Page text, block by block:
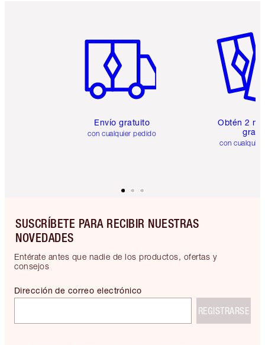
Envío gratuito
con cualquier pedido
Obtén 2
gratis
con
SUSCRÍBETE PARA RECIBIR NUESTRAS
NOVEDADES
Entérate antes que nadie de los productos, ofertas y
consejos
Dirección de correo electrónico
REGISTRARSE